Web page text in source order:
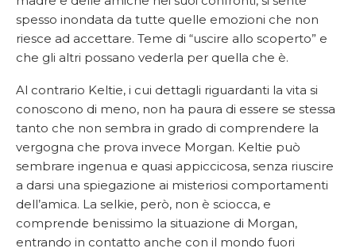
spesso inondata da tutte quelle emozioni che non
riesce ad accettare. Teme di “uscire allo scoperto” e
che gli altri possano vederla per quella che è.
Al contrario Keltie, i cui dettagli riguardanti la vita si
conoscono di meno, non ha paura di essere se stessa
tanto che non sembra in grado di comprendere la
vergogna che prova invece Morgan. Keltie può
sembrare ingenua e quasi appiccicosa, senza riuscire
a darsi una spiegazione ai misteriosi comportamenti
dell’amica. La selkie, però, non è sciocca, e
comprende benissimo la situazione di Morgan,
entrando in contatto anche con il mondo fuori